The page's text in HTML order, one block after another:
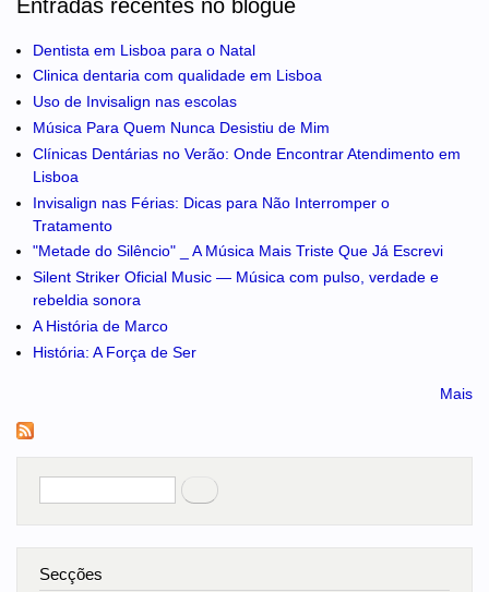
Entradas recentes no blogue
Dentista em Lisboa para o Natal
Clinica dentaria com qualidade em Lisboa
Uso de Invisalign nas escolas
Música Para Quem Nunca Desistiu de Mim
Clínicas Dentárias no Verão: Onde Encontrar Atendimento em
Lisboa
Invisalign nas Férias: Dicas para Não Interromper o
Tratamento
"Metade do Silêncio" _ A Música Mais Triste Que Já Escrevi
Silent Striker Oficial Music — Música com pulso, verdade e
rebeldia sonora
A História de Marco
História: A Força de Ser
Mais
Pesquisar
no portal
Secções